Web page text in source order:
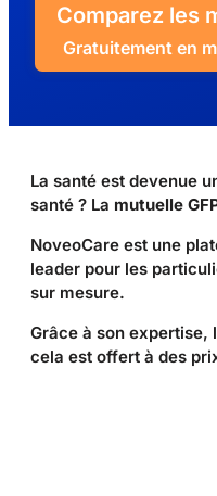
Comparez les
Gratuitement en
La santé est devenue
santé ? La mutuelle
NoveoCare est une
leader pour les
sur mesure.
Grâce à son expertise,
cela est offert à des